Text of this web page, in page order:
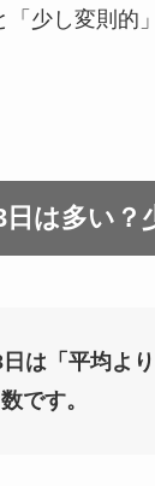
「少し変則的
は多い？
は「平均よ
です。